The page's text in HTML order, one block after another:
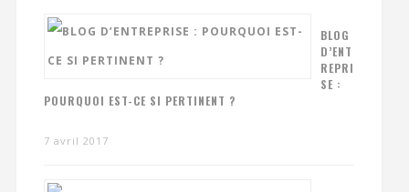
BLOG
D’ENT
REPRI
SE :
POURQUOI EST-CE SI PERTINENT ?
7 avril 2017